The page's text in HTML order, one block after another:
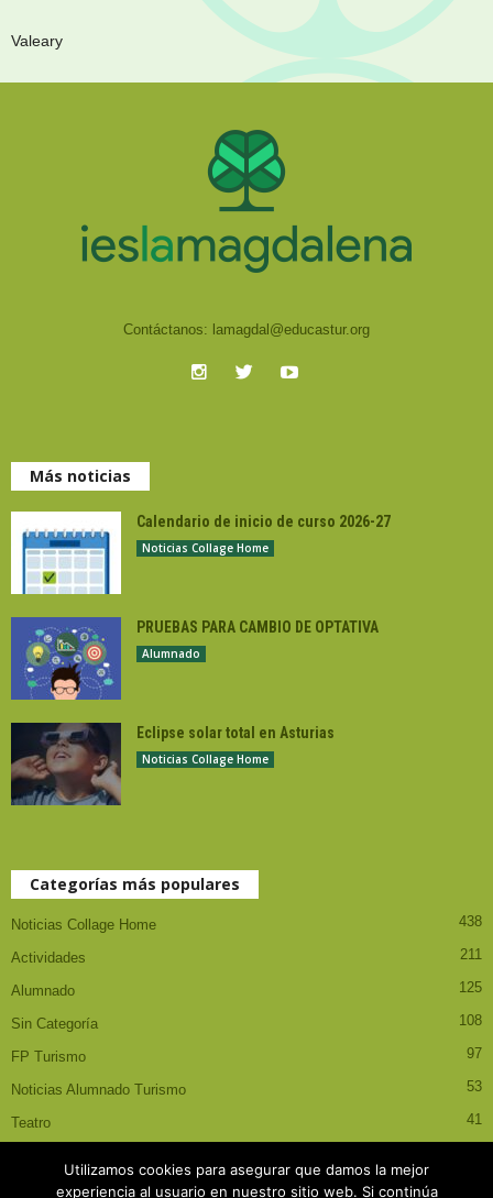
Valeary
Contáctanos: lamagdal@educastur.org
Más noticias
Calendario de inicio de curso 2026-27
Noticias Collage Home
PRUEBAS PARA CAMBIO DE OPTATIVA
Alumnado
Eclipse solar total en Asturias
Noticias Collage Home
Categorías más populares
Noticias Collage Home 438
Actividades 211
Alumnado 125
Sin Categoría 108
FP Turismo 97
Noticias Alumnado Turismo 53
Teatro 41
Utilizamos cookies para asegurar que damos la mejor
experiencia al usuario en nuestro sitio web. Si continúa